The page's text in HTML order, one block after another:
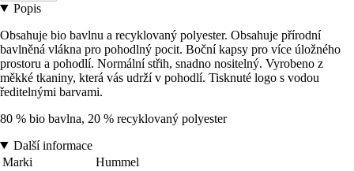
Popis
Obsahuje bio bavlnu a recyklovaný polyester. Obsahuje přírodní
bavlněná vlákna pro pohodlný pocit. Boční kapsy pro více úložného
prostoru a pohodlí. Normální střih, snadno nositelný. Vyrobeno z
měkké tkaniny, která vás udrží v pohodlí. Tisknuté logo s vodou
ředitelnými barvami.
80 % bio bavlna, 20 % recyklovaný polyester
Další informace
Marki
Hummel